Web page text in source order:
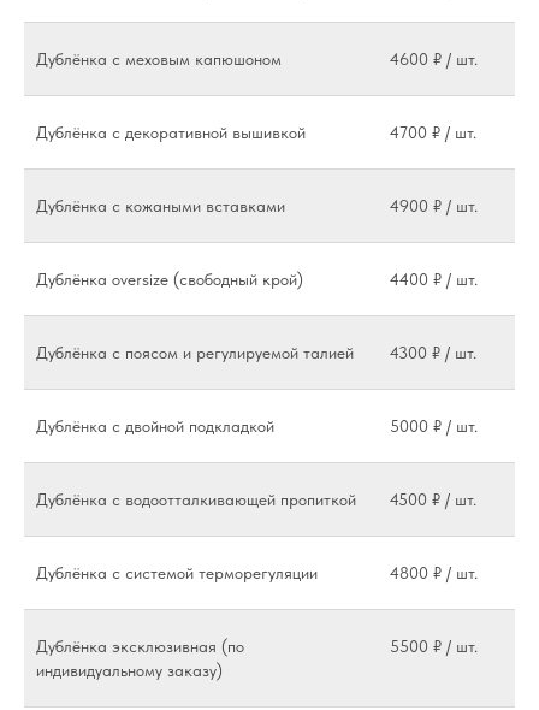
Дублёнка с меховым капюшоном 4600 ₽ / шт.
Дублёнка с декоративной вышивкой 4700 ₽ / шт.
Дублёнка с кожаными вставками 4900 ₽ / шт.
Дублёнка oversize (свободный крой) 4400 ₽ / шт.
Дублёнка с поясом и регулируемой талией 4300 ₽ / шт.
Дублёнка с двойной подкладкой 5000 ₽ / шт.
Дублёнка с водоотталкивающей пропиткой 4500 ₽ / шт.
Дублёнка с системой терморегуляции 4800 ₽ / шт.
Дублёнка эксклюзивная (по
индивидуальному заказу)
5500 ₽ / шт.